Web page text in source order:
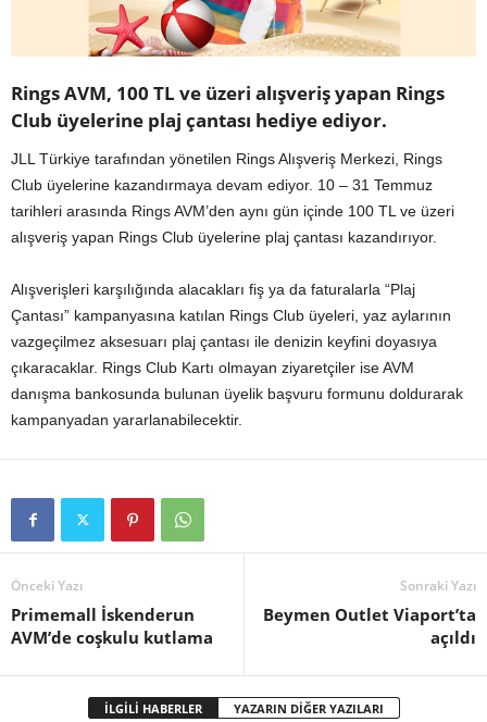
Rings AVM, 100 TL ve üzeri alışveriş yapan Rings
Club üyelerine plaj çantası hediye ediyor.
JLL Türkiye tarafından yönetilen Rings Alışveriş Merkezi, Rings
Club üyelerine kazandırmaya devam ediyor. 10 – 31 Temmuz
tarihleri arasında Rings AVM’den aynı gün içinde 100 TL ve üzeri
alışveriş yapan Rings Club üyelerine plaj çantası kazandırıyor.
Alışverişleri karşılığında alacakları fiş ya da faturalarla “Plaj
Çantası” kampanyasına katılan Rings Club üyeleri, yaz aylarının
vazgeçilmez aksesuarı plaj çantası ile denizin keyfini doyasıya
çıkaracaklar. Rings Club Kartı olmayan ziyaretçiler ise AVM
danışma bankosunda bulunan üyelik başvuru formunu doldurarak
kampanyadan yararlanabilecektir.
Önceki Yazı
Primemall İskenderun
AVM’de coşkulu kutlama
Sonraki Yazı
Beymen Outlet Viaport’ta
açıldı
İLGİLİ HABERLER YAZARIN DİĞER YAZILARI